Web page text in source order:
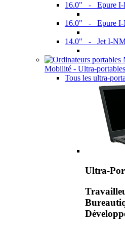
16.0" - Epure I-
16.0" - Epure I-
14.0" - Jet I-
Mobilité - Ultra-portables
Tous les ultra-
Ultra-